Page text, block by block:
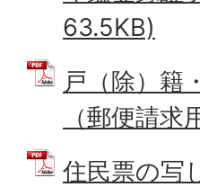
63.5KB)
戸（除）籍
（郵便請
住民票の写